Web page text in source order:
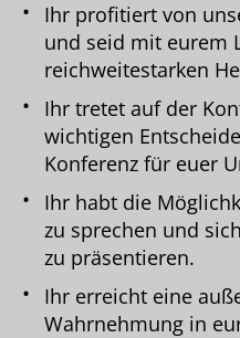
Ihr profitiert von
und seid mit eurem
reichweitestarken
Ihr tretet auf der
wichtigen
Konferenz für euer
Ihr habt die
zu sprechen und
zu präsentieren.
Ihr erreicht eine
Wahrnehmung in